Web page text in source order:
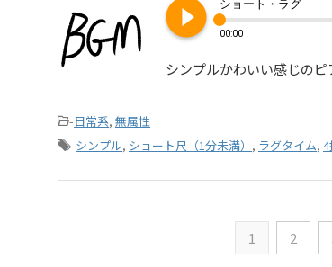
play_circle_filled ショート・ラグ
00:00
シンプルかわいい感じのピ
-日常系, 無属性
-シンプル, ショート尺（1分未満） , ラグタイム,
1 2